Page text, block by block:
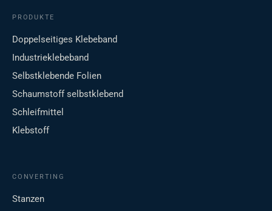
PRODUKTE
Doppelseitiges Klebeband
Industrieklebeband
Selbstklebende Folien
Schaumstoff selbstklebend
Schleifmittel
Klebstoff
CONVERTING
Stanzen